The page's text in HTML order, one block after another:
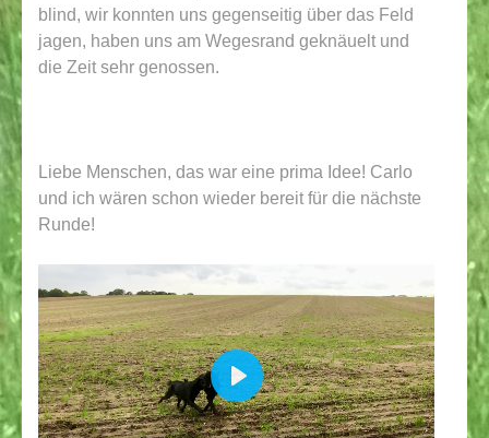
blind, wir konnten uns gegenseitig über das Feld
jagen, haben uns am Wegesrand geknäuelt und
die Zeit sehr genossen.
Liebe Menschen, das war eine prima Idee! Carlo
und ich wären schon wieder bereit für die nächste
Runde!
PLAY